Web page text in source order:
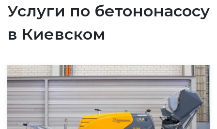
Услуги по бетононасосу
в Киевском